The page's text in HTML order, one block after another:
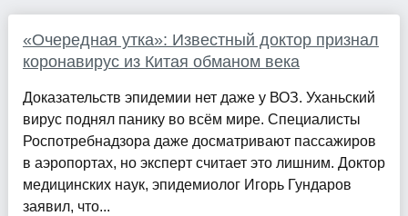
«Очередная утка»: Известный доктор признал
коронавирус из Китая обманом века
Доказательств эпидемии нет даже у ВОЗ. Уханьский
вирус поднял панику во всём мире. Специалисты
Роспотребнадзора даже досматривают пассажиров
в аэропортах, но эксперт считает это лишним. Доктор
медицинских наук, эпидемиолог Игорь Гундаров
заявил, что...